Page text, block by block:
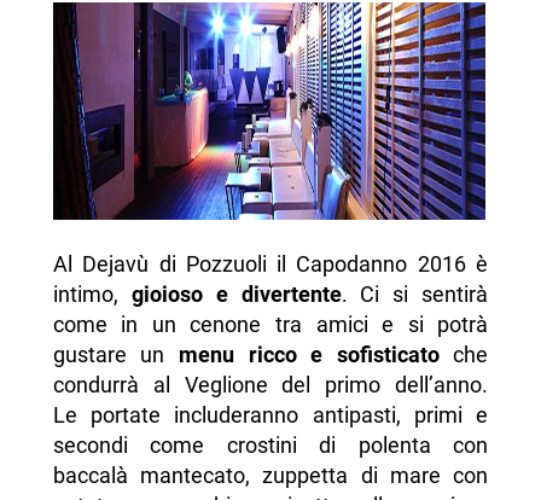
Al Dejavù di Pozzuoli il Capodanno 2016 è
intimo, gioioso e divertente. Ci si sentirà
come in un cenone tra amici e si potrà
gustare un menu ricco e sofisticatoche
condurrà al Veglione del primo dell’anno.
Le portate includeranno antipasti, primi e
secondi come crostini di polenta con
baccalà mantecato, zuppetta di mare con